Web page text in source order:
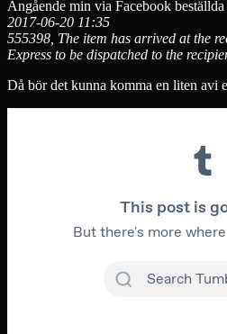
Angående min via Facebook
2017-06-20 11:35
555398, The item has arrived at the
Express to be dispatched to the
Då bör det kunna komma en liten avi